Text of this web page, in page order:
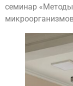
семинар «Методы